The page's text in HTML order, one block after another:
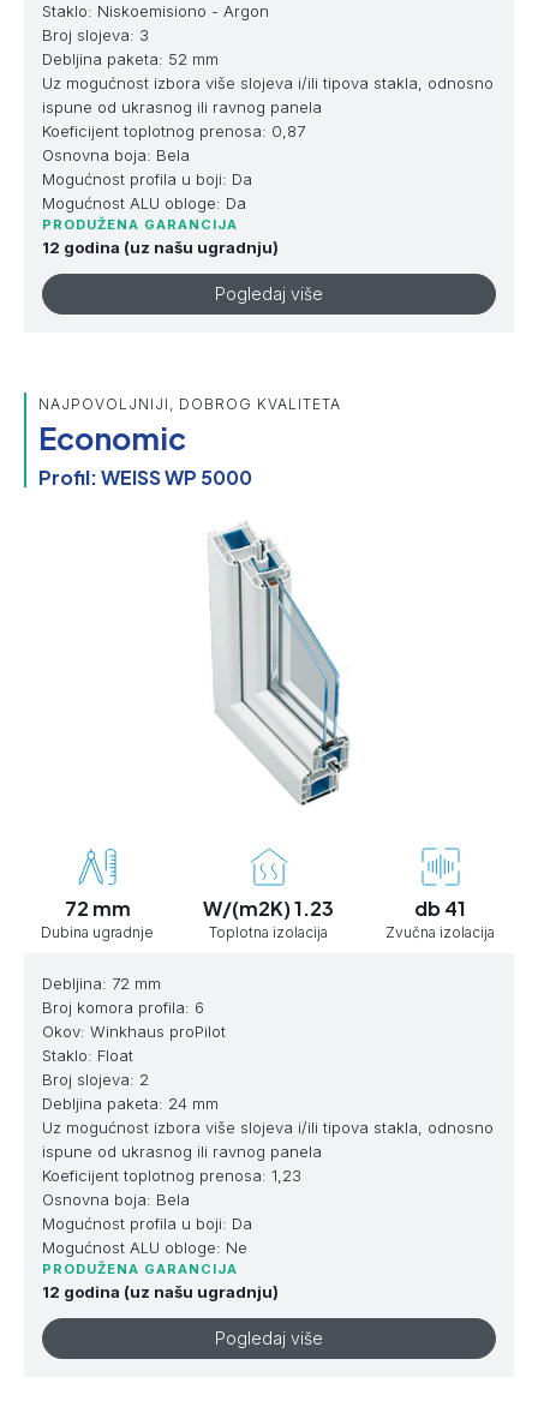
Staklo: Niskoemisiono - Argon
Broj slojeva: 3
Debljina paketa: 52 mm
Uz mogućnost izbora više slojeva i/ili tipova stakla, odnosno
ispune od ukrasnog ili ravnog panela
Koeficijent toplotnog prenosa: 0,87
Osnovna boja: Bela
Mogućnost profila u boji: Da
Mogućnost ALU obloge: Da
PRODUŽENA GARANCIJA
12 godina (uz našu ugradnju)
Pogledaj više
NAJPOVOLJNIJI, DOBROG KVALITETA
Economic
Profil: WEISS WP 5000
72 mm
Dubina ugradnje
W/(m2K) 1.23
Toplotna izolacija
db 41
Zvučna izolacija
Debljina: 72 mm
Broj komora profila: 6
Okov: Winkhaus proPilot
Staklo: Float
Broj slojeva: 2
Debljina paketa: 24 mm
Uz mogućnost izbora više slojeva i/ili tipova stakla, odnosno
ispune od ukrasnog ili ravnog panela
Koeficijent toplotnog prenosa: 1,23
Osnovna boja: Bela
Mogućnost profila u boji: Da
Mogućnost ALU obloge: Ne
PRODUŽENA GARANCIJA
12 godina (uz našu ugradnju)
Pogledaj više